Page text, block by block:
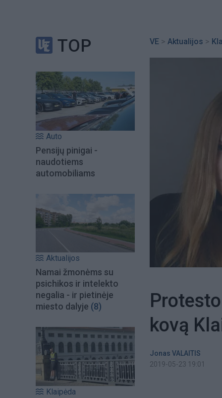
TOP
Auto
Pensijų pinigai -
naudotiems
automobiliams
Aktualijos
Namai žmonėms su
psichikos ir intelekto
negalia - ir pietinėje
miesto dalyje (8)
Klaipėda
VE > Aktualijos >
kovą
Jonas VALAITIS
2019-05-23 19:01